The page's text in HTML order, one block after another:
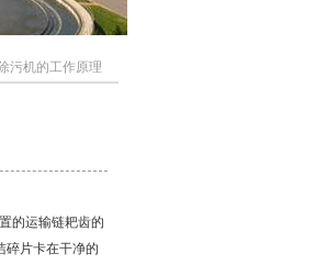
污机的工作原理
的运输链耙齿的
碎片卡在干净的